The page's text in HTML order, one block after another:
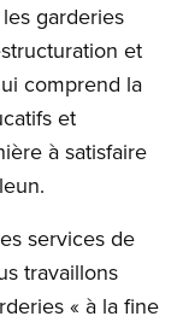
garderies
et
comprend la
et
à satisfaire
services de
travaillons
« à la fine